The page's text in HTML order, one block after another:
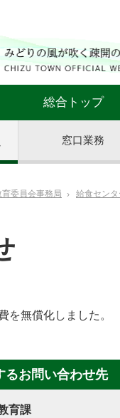
総合トップ
窓口業務
育委員会事務局 給食センタ
を無償化しました。
るお問い合わせ先
育課